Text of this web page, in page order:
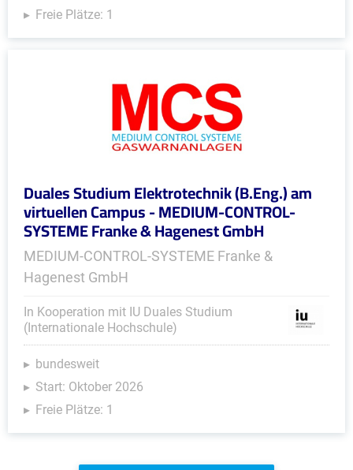
Freie Plätze: 1
Duales Studium Elektrotechnik (B.Eng.) am
virtuellen Campus - MEDIUM-CONTROL-
SYSTEME Franke & Hagenest GmbH
MEDIUM-CONTROL-SYSTEME Franke &
Hagenest GmbH
In Kooperation mit IU Duales Studium
(Internationale Hochschule)
bundesweit
Start: Oktober 2026
Freie Plätze: 1